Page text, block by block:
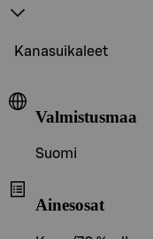
Kanasuikaleet
Valmistusmaa
Suomi
Ainesosat